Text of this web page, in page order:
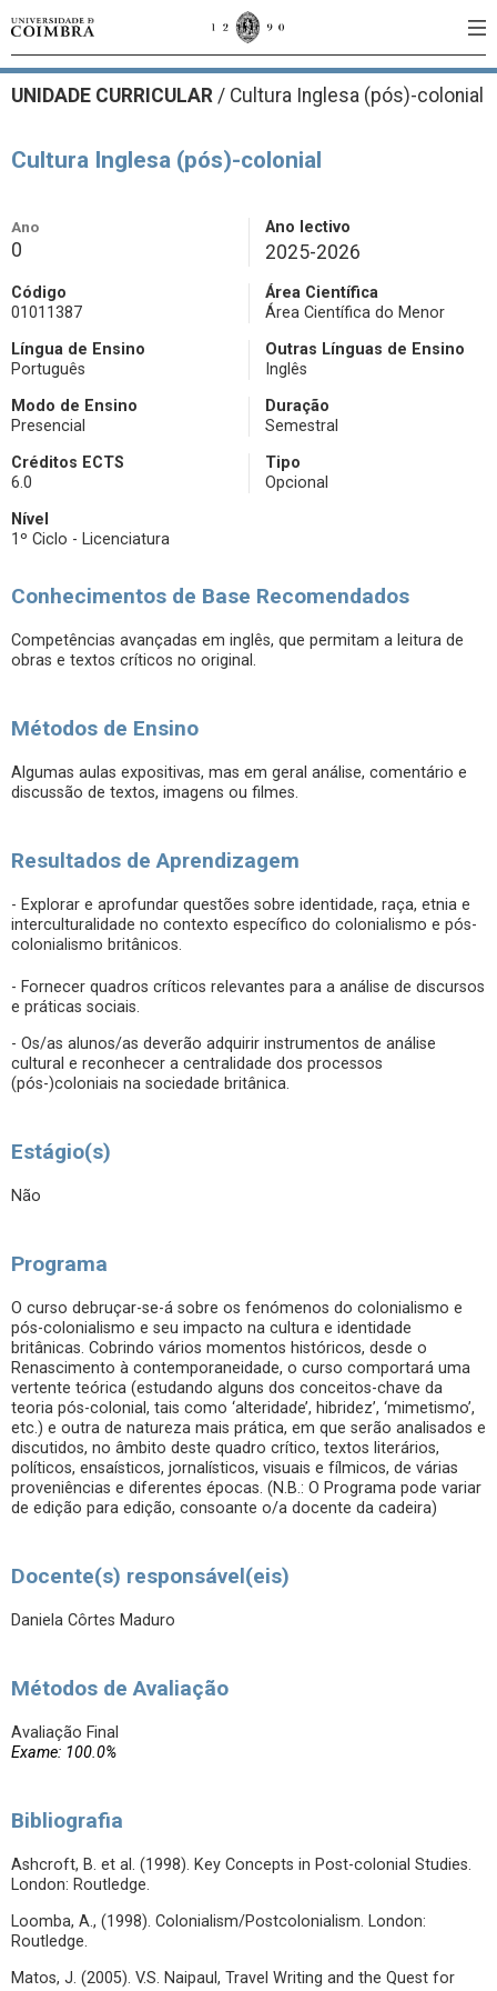
UNIDADE CURRICULAR / Cultura Inglesa (pós)-colonial
Cultura Inglesa (pós)-colonial
Ano
0
Ano lectivo
2025-2026
Código
01011387
Área Científica
Área Científica do Menor
Língua de Ensino
Português
Outras Línguas de Ensino
Inglês
Modo de Ensino
Presencial
Duração
Semestral
Créditos ECTS
6.0
Tipo
Opcional
Nível
1º Ciclo - Licenciatura
Conhecimentos de Base Recomendados
Competências avançadas em inglês, que permitam a leitura de
obras e textos críticos no original.
Métodos de Ensino
Algumas aulas expositivas, mas em geral análise, comentário e
discussão de textos, imagens ou filmes.
Resultados de Aprendizagem
- Explorar e aprofundar questões sobre identidade, raça, etnia e
interculturalidade no contexto específico do colonialismo e pós-
colonialismo britânicos.
- Fornecer quadros críticos relevantes para a análise de discursos
e práticas sociais.
- Os/as alunos/as deverão adquirir instrumentos de análise
cultural e reconhecer a centralidade dos processos
(pós-)coloniais na sociedade britânica.
Estágio(s)
Não
Programa
O curso debruçar-se-á sobre os fenómenos do colonialismo e
pós-colonialismo e seu impacto na cultura e identidade
britânicas. Cobrindo vários momentos históricos, desde o
Renascimento à contemporaneidade, o curso comportará uma
vertente teórica (estudando alguns dos conceitos-chave da
teoria pós-colonial, tais como ‘alteridade’, hibridez’, ‘mimetismo’,
etc.) e outra de natureza mais prática, em que serão analisados e
discutidos, no âmbito deste quadro crítico, textos literários,
políticos, ensaísticos, jornalísticos, visuais e fílmicos, de várias
proveniências e diferentes épocas. (N.B.: O Programa pode variar
de edição para edição, consoante o/a docente da cadeira)
Docente(s) responsável(eis)
Daniela Côrtes Maduro
Métodos de Avaliação
Avaliação Final
Exame: 100.0%
Bibliografia
Ashcroft, B. et al. (1998). Key Concepts in Post-colonial Studies.
London: Routledge.
Loomba, A., (1998). Colonialism/Postcolonialism. London:
Routledge.
Matos, J. (2005). V.S. Naipaul, Travel Writing and the Quest for